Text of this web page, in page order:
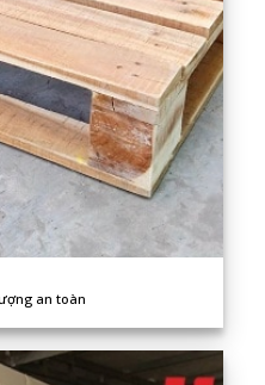
an toàn